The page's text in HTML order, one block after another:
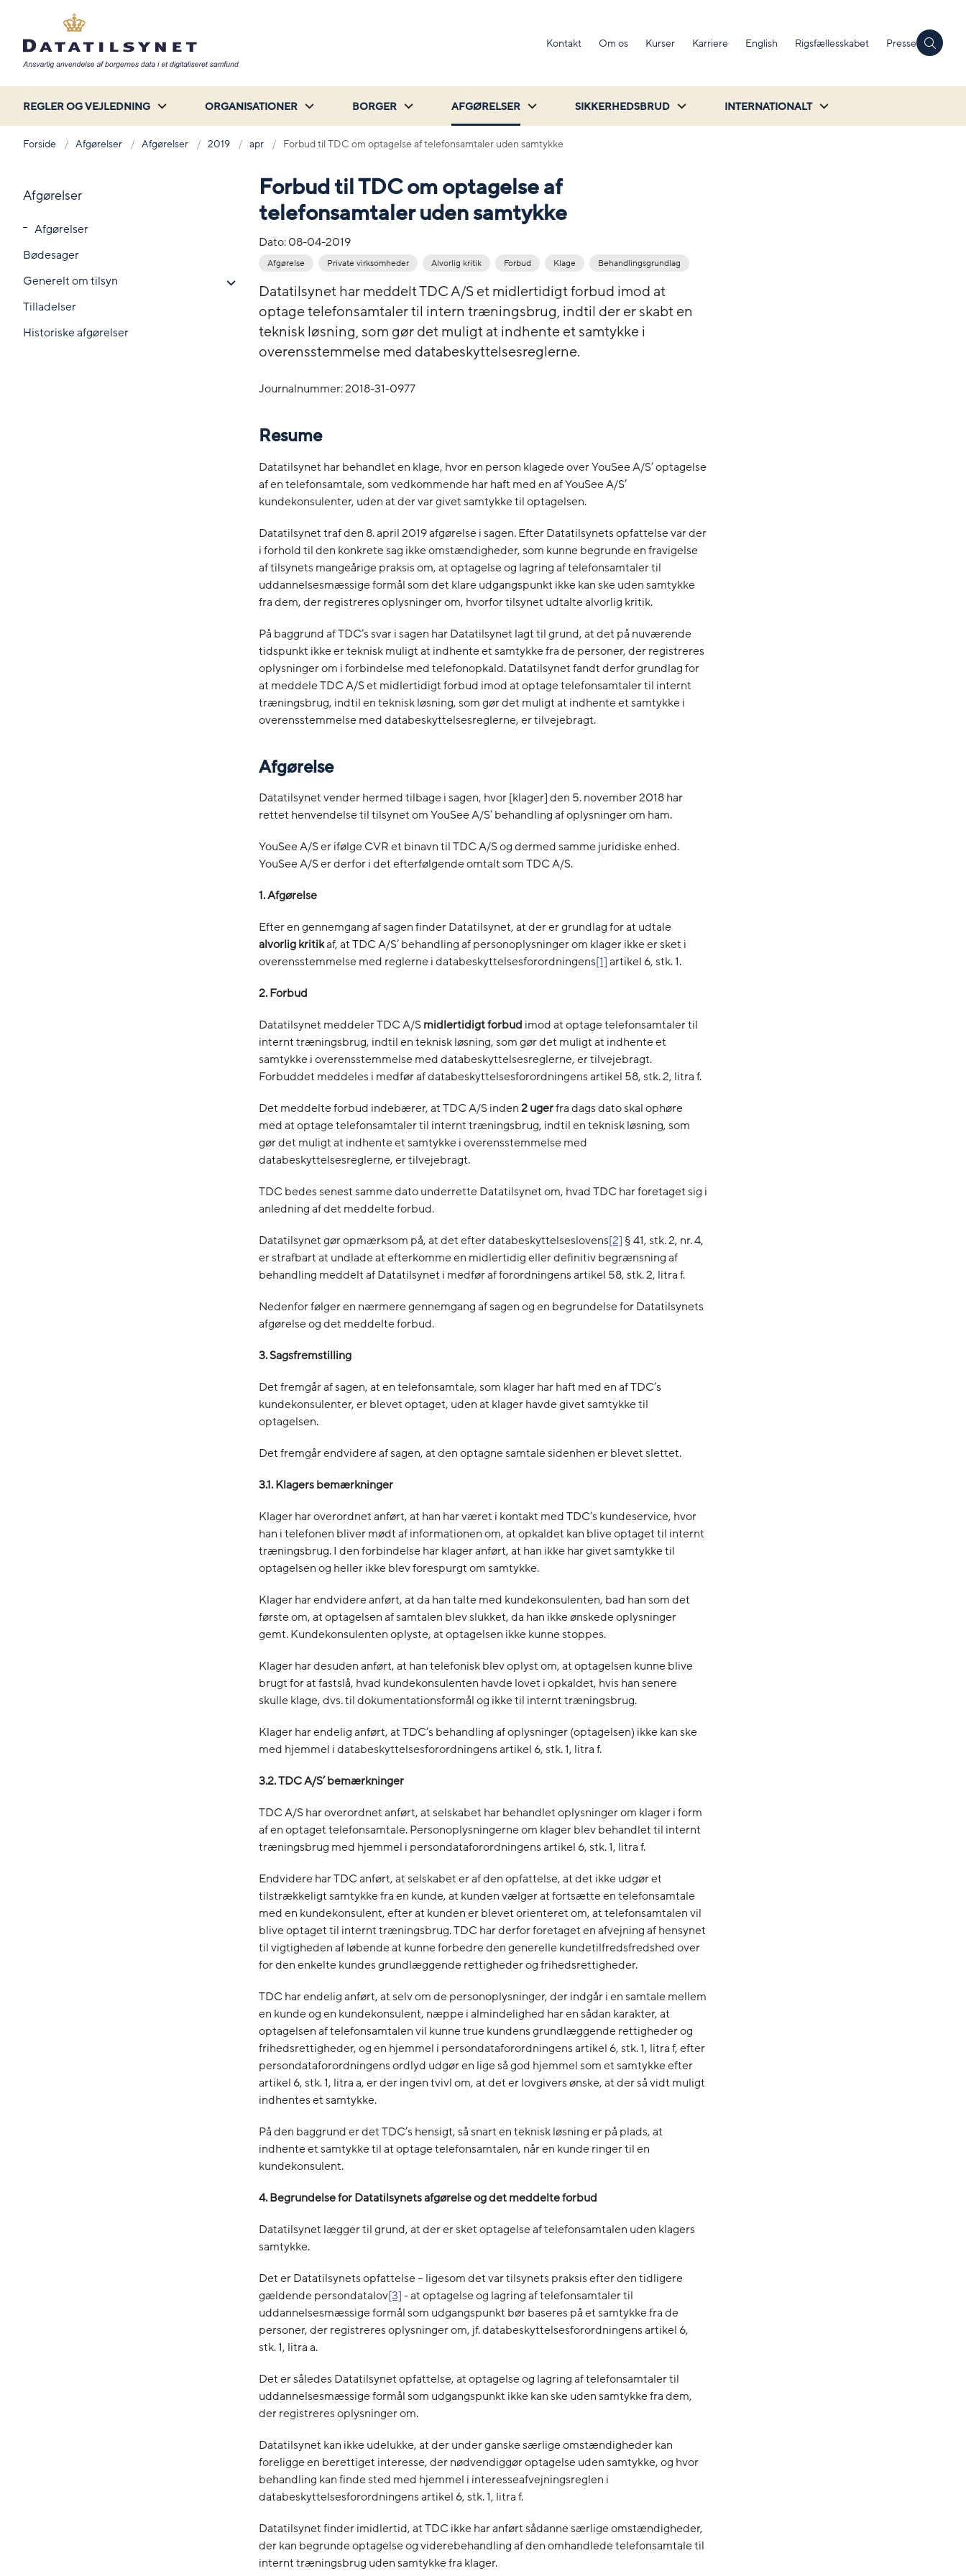
Kontakt Om os Kurser Karriere English Rigsfællesskabet Presse
REGLER OG VEJLEDNING ORGANISATIONER BORGER AFGØRELSER SIKKERHEDSBRUD INTERNATIONALT
Forside Afgørelser Afgørelser 2019 apr Forbud til TDC om optagelse af telefonsamtaler uden samtykke
Afgørelser
Afgørelser
Bødesager
Generelt om tilsyn
Tilladelser
Historiske afgørelser
Forbud til TDC om optagelse af
telefonsamtaler uden samtykke
Dato:08-04-2019
Afgørelse Private virksomheder Alvorlig kritik Forbud Klage Behandlingsgrundlag
Datatilsynet har meddelt TDC A/S et midlertidigt forbud imod at
optage telefonsamtaler til intern træningsbrug, indtil der er skabt en
teknisk løsning, som gør det muligt at indhente et samtykke i
overensstemmelse med databeskyttelsesreglerne.
Journalnummer: 2018-31-0977
Resume
Datatilsynet har behandlet en klage, hvor en person klagede over YouSee A/S’ optagelse
af en telefonsamtale, som vedkommende har haft med en af YouSee A/S’
kundekonsulenter, uden at der var givet samtykke til optagelsen.
Datatilsynet traf den 8. april 2019 afgørelse i sagen. Efter Datatilsynets opfattelse var der
i forhold til den konkrete sag ikke omstændigheder, som kunne begrunde en fravigelse
af tilsynets mangeårige praksis om, at optagelse og lagring af telefonsamtaler til
uddannelsesmæssige formål som det klare udgangspunkt ikke kan ske uden samtykke
fra dem, der registreres oplysninger om, hvorfor tilsynet udtalte alvorlig kritik.
På baggrund af TDC’s svar i sagen har Datatilsynet lagt til grund, at det på nuværende
tidspunkt ikke er teknisk muligt at indhente et samtykke fra de personer, der registreres
oplysninger om i forbindelse med telefonopkald. Datatilsynet fandt derfor grundlag for
at meddele TDC A/S et midlertidigt forbud imod at optage telefonsamtaler til internt
træningsbrug, indtil en teknisk løsning, som gør det muligt at indhente et samtykke i
overensstemmelse med databeskyttelsesreglerne, er tilvejebragt.
Afgørelse
Datatilsynet vender hermed tilbage i sagen, hvor [klager] den 5. november 2018 har
rettet henvendelse til tilsynet om YouSee A/S’ behandling af oplysninger om ham.
YouSee A/S er ifølge CVR et binavn til TDC A/S og dermed samme juridiske enhed.
YouSee A/S er derfor i det efterfølgende omtalt som TDC A/S.
1. Afgørelse
Efter en gennemgang af sagen finder Datatilsynet, at der er grundlag for at udtale
alvorlig kritikaf, at TDC A/S’ behandling af personoplysninger om klager ikke er sket i
overensstemmelse med reglerne i databeskyttelsesforordningens[1]artikel 6, stk. 1.
2. Forbud
Datatilsynet meddeler TDC A/Smidlertidigt forbud imod at optage telefonsamtaler til
internt træningsbrug, indtil en teknisk løsning, som gør det muligt at indhente et
samtykke i overensstemmelse med databeskyttelsesreglerne, er tilvejebragt.
Forbuddet meddeles i medfør af databeskyttelsesforordningens artikel 58, stk. 2, litra f.
Det meddelte forbud indebærer, at TDC A/S inden2 ugerfra dags dato skal ophøre
med at optage telefonsamtaler til internt træningsbrug, indtil en teknisk løsning, som
gør det muligt at indhente et samtykke i overensstemmelse med
databeskyttelsesreglerne, er tilvejebragt.
TDC bedes senest samme dato underrette Datatilsynet om, hvad TDC har foretaget sig i
anledning af det meddelte forbud.
Datatilsynet gør opmærksom på, at det efter databeskyttelseslovens[2] § 41, stk. 2, nr. 4,
er strafbart at undlade at efterkomme en midlertidig eller definitiv begrænsning af
behandling meddelt af Datatilsynet i medfør af forordningens artikel 58, stk. 2, litra f.
Nedenfor følger en nærmere gennemgang af sagen og en begrundelse for Datatilsynets
afgørelse og det meddelte forbud.
3. Sagsfremstilling
Det fremgår af sagen, at en telefonsamtale, som klager har haft med en af TDC’s
kundekonsulenter, er blevet optaget, uden at klager havde givet samtykke til
optagelsen.
Det fremgår endvidere af sagen, at den optagne samtale sidenhen er blevet slettet.
3.1. Klagers bemærkninger
Klager har overordnet anført, at han har været i kontakt med TDC’s kundeservice, hvor
han i telefonen bliver mødt af informationen om, at opkaldet kan blive optaget til internt
træningsbrug. I den forbindelse har klager anført, at han ikke har givet samtykke til
optagelsen og heller ikke blev forespurgt om samtykke.
Klager har endvidere anført, at da han talte med kundekonsulenten, bad han som det
første om, at optagelsen af samtalen blev slukket, da han ikke ønskede oplysninger
gemt. Kundekonsulenten oplyste, at optagelsen ikke kunne stoppes.
Klager har desuden anført, at han telefonisk blev oplyst om, at optagelsen kunne blive
brugt for at fastslå, hvad kundekonsulenten havde lovet i opkaldet, hvis han senere
skulle klage, dvs. til dokumentationsformål og ikke til internt træningsbrug.
Klager har endelig anført, at TDC’s behandling af oplysninger (optagelsen) ikke kan ske
med hjemmel i databeskyttelsesforordningens artikel 6, stk. 1, litra f.
3.2. TDC A/S’ bemærkninger
TDC A/S har overordnet anført, at selskabet har behandlet oplysninger om klager i form
af en optaget telefonsamtale. Personoplysningerne om klager blev behandlet til internt
træningsbrug med hjemmel i persondataforordningens artikel 6, stk. 1, litra f.
Endvidere har TDC anført, at selskabet er af den opfattelse, at det ikke udgør et
tilstrækkeligt samtykke fra en kunde, at kunden vælger at fortsætte en telefonsamtale
med en kundekonsulent, efter at kunden er blevet orienteret om, at telefonsamtalen vil
blive optaget til internt træningsbrug. TDC har derfor foretaget en afvejning af hensynet
til vigtigheden af løbende at kunne forbedre den generelle kundetilfredsfredshed over
for den enkelte kundes grundlæggende rettigheder og frihedsrettigheder.
TDC har endelig anført, at selv om de personoplysninger, der indgår i en samtale mellem
en kunde og en kundekonsulent, næppe i almindelighed har en sådan karakter, at
optagelsen af telefonsamtalen vil kunne true kundens grundlæggende rettigheder og
frihedsrettigheder, og en hjemmel i persondataforordningens artikel 6, stk. 1, litra f, efter
persondataforordningens ordlyd udgør en lige så god hjemmel som et samtykke efter
artikel 6, stk. 1, litra a, er der ingen tvivl om, at det er lovgivers ønske, at der så vidt muligt
indhentes et samtykke.
På den baggrund er det TDC’s hensigt, så snart en teknisk løsning er på plads, at
indhente et samtykke til at optage telefonsamtalen, når en kunde ringer til en
kundekonsulent.
4. Begrundelse for Datatilsynets afgørelse og det meddelte forbud
Datatilsynet lægger til grund, at der er sket optagelse af telefonsamtalen uden klagers
samtykke.
Det er Datatilsynets opfattelse – ligesom det var tilsynets praksis efter den tidligere
gældende persondatalov[3]- at optagelse og lagring af telefonsamtaler til
uddannelsesmæssige formål som udgangspunkt bør baseres på et samtykke fra de
personer, der registreres oplysninger om, jf. databeskyttelsesforordningens artikel 6,
stk. 1, litra a.
Det er således Datatilsynet opfattelse, at optagelse og lagring af telefonsamtaler til
uddannelsesmæssige formål som udgangspunkt ikke kan ske uden samtykke fra dem,
der registreres oplysninger om.
Datatilsynet kan ikke udelukke, at der under ganske særlige omstændigheder kan
foreligge en berettiget interesse, der nødvendiggør optagelse uden samtykke, og hvor
behandling kan finde sted med hjemmel i interesseafvejningsreglen i
databeskyttelsesforordningens artikel 6, stk. 1, litra f.
Datatilsynet finder imidlertid, at TDC ikke har anført sådanne særlige omstændigheder,
der kan begrunde optagelse og viderebehandling af den omhandlede telefonsamtale til
internt træningsbrug uden samtykke fra klager.